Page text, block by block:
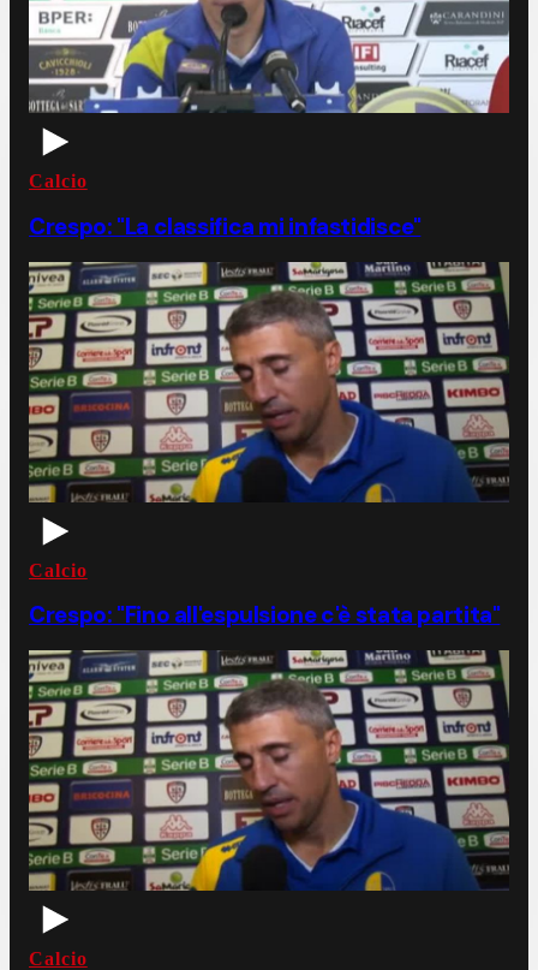
Calcio
Crespo: "La classifica mi infastidisce"
Calcio
Crespo: "Fino all'espulsione c'è stata partita"
Calcio